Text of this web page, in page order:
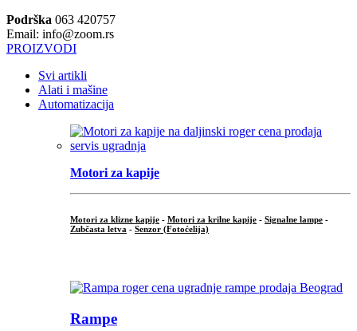
Podrška 063 420757
Email: info@zoom.rs
PROIZVODI
Svi artikli
Alati i mašine
Automatizacija
Motori za kapije
Motori za klizne kapije - Motori za krilne kapije - Signalne lampe -
Zubčasta letva - Senzor (Fotoćelija)
Rampe